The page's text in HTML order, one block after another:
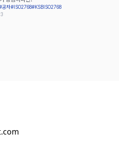
공차#ISO2768#KSBISO2768